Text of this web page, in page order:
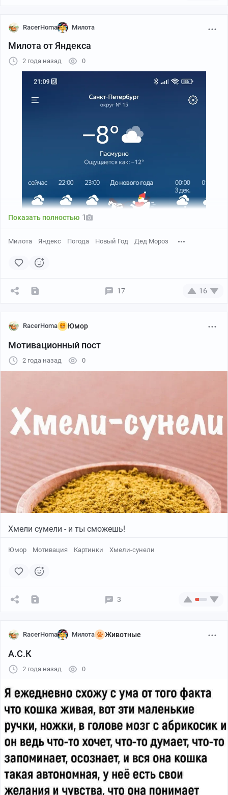
Открываю и вижу такую красоту!
А внутри много маленьких, чудесно упакованных
приятностей!
Продолжаем распаковку!
RacerHoma Милота
Милота от Яндекса
2 года назад 0
Показать полностью 1
Милота Яндекс Погода Новый Год Дед Мороз
17 16
RacerHoma Юмор
Мотивационный пост
2 года назад 0
Хмели сумели - и ты сможешь!
Юмор Мотивация Картинки Хмели-сунели
3
RacerHoma Милота Животные
А.С.К
2 года назад 0